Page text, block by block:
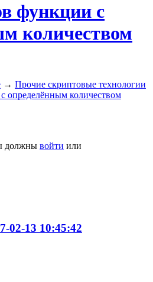
функции с
количеством
→ Прочие скриптовые технологии
определённым количеством
должны войти или
02-13 10:45:42